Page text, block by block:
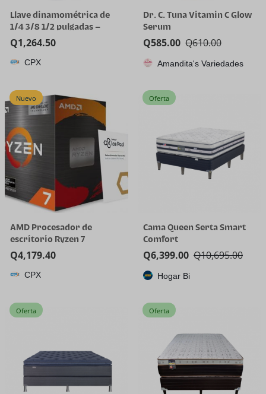
Llave dinamométrica de
1/4 3/8 1/2 pulgadas –
Juego de 3 llaves
dinamométricas de 20-240
pulgadas, 5-45 pies, 10-170
de doble dirección de 72
dientes
Q1,264.50
CPX
Dr. C. Tuna Vitamin C Glow
Serum
Q610.00
Q585.00
Amandita's Variedades
Nuevo
AMD Procesador de
escritorio Ryzen 7
5800X3D de 8 núcleos y 16
hilos con tecnología AMD
3D V-Cache
Q4,179.40
CPX
Oferta
Cama Queen Serta Smart
Comfort
Q10,695.00
Q6,399.00
Hogar Bi
Oferta Oferta